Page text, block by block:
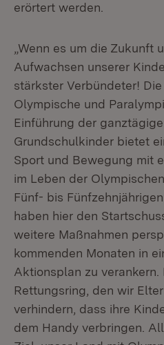
erörtert werden.
„Wenn es um die Zukunft
Aufwachsen unserer
stärkster Verbündeter!
Olympische und
Einführung der
Grundschulkinder bietet
Sport und Bewegung mit
im Leben der
Fünf- bis
haben hier den
weitere Maßnahmen
kommenden Monaten in
Aktionsplan zu verankern.
Rettungsring, den wir
verhindern, dass ihre
dem Handy verbringen.